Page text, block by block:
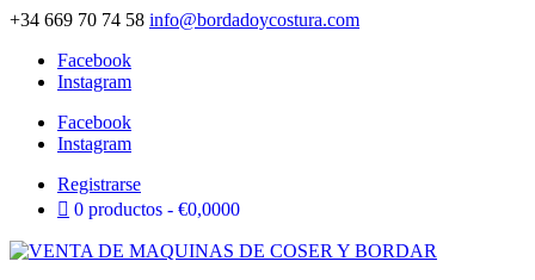
+34 669 70 74 58 info@bordadoycostura.com
Facebook
Instagram
Facebook
Instagram
Registrarse
0 productos
€0,0000